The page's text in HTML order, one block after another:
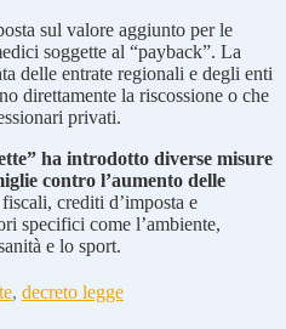
sul valore aggiunto per le
soggette al “payback”. La
delle entrate regionali e degli enti
direttamente la riscossione o che
privati.
ha introdotto diverse misure
contro l’aumento delle
crediti d’imposta e
specifici come l’ambiente,
e lo sport.
, decreto legge